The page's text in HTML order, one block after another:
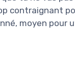
contraignant
moyen